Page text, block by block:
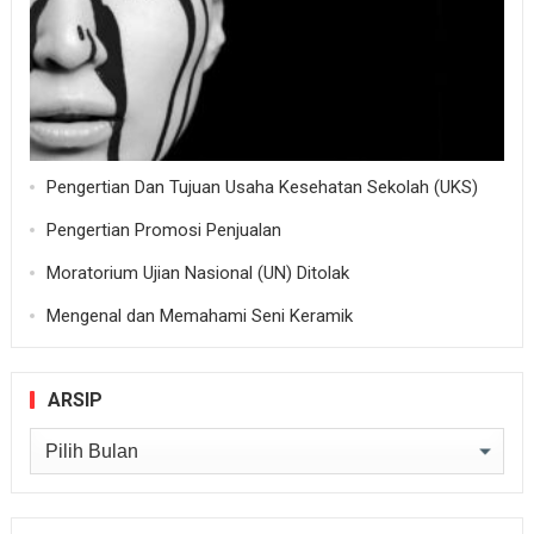
Pengertian Dan Tujuan Usaha Kesehatan Sekolah (UKS)
Pengertian Promosi Penjualan
Moratorium Ujian Nasional (UN) Ditolak
Mengenal dan Memahami Seni Keramik
ARSIP
Arsip